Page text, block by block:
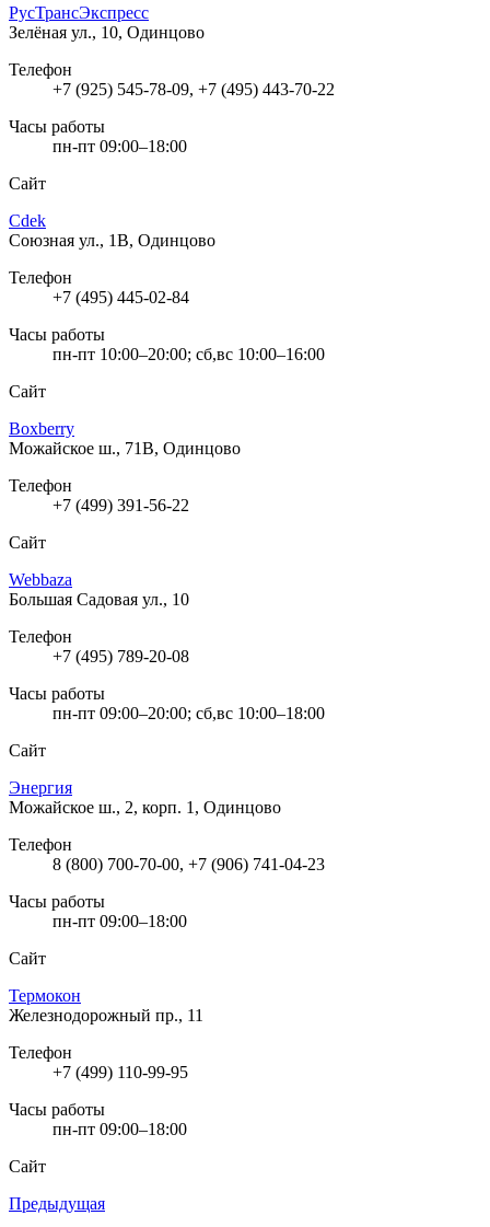
РусТрансЭкспресс
Зелёная ул., 10, Одинцово
Телефон
+7 (925) 545-78-09, +7 (495) 443-70-22
Часы работы
пн-пт 09:00–18:00
Сайт
Cdek
Союзная ул., 1В, Одинцово
Телефон
+7 (495) 445-02-84
Часы работы
пн-пт 10:00–20:00; сб,вс 10:00–16:00
Сайт
Boxberry
Можайское ш., 71В, Одинцово
Телефон
+7 (499) 391-56-22
Сайт
Webbaza
Большая Садовая ул., 10
Телефон
+7 (495) 789-20-08
Часы работы
пн-пт 09:00–20:00; сб,вс 10:00–18:00
Сайт
Энергия
Можайское ш., 2, корп. 1, Одинцово
Телефон
8 (800) 700-70-00, +7 (906) 741-04-23
Часы работы
пн-пт 09:00–18:00
Сайт
Термокон
Железнодорожный пр., 11
Телефон
+7 (499) 110-99-95
Часы работы
пн-пт 09:00–18:00
Сайт
Предыдущая